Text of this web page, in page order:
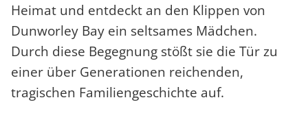
Heimat und entdeckt an den Klippen von
Dunworley Bay ein seltsames Mädchen.
Durch diese Begegnung stößt sie die Tür zu
einer über Generationen reichenden,
tragischen Familiengeschichte auf.